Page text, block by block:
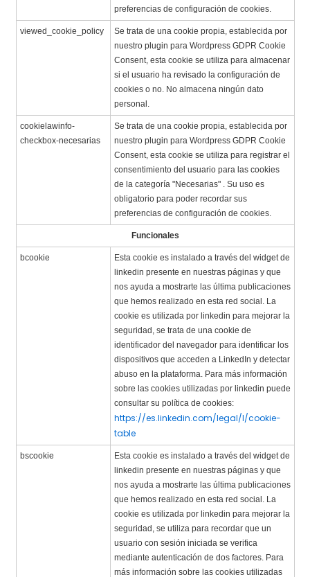
preferencias de configuración de cookies.
viewed_cookie_policy
Se trata de una cookie propia, establecida por
nuestro plugin para Wordpress GDPR Cookie
Consent, esta cookie se utiliza para almacenar
si el usuario ha revisado la configuración de
cookies o no. No almacena ningún dato
personal.
cookielawinfo-
checkbox-necesarias
Se trata de una cookie propia, establecida por
nuestro plugin para Wordpress GDPR Cookie
Consent, esta cookie se utiliza para registrar el
consentimiento del usuario para las cookies
de la categoría "Necesarias" . Su uso es
obligatorio para poder recordar sus
preferencias de configuración de cookies.
Funcionales
bcookie
Esta cookie es instalado a través del widget de
linkedin presente en nuestras páginas y que
nos ayuda a mostrarte las última publicaciones
que hemos realizado en esta red social. La
cookie es utilizada por linkedin para mejorar la
seguridad, se trata de una cookie de
identificador del navegador para identificar los
dispositivos que acceden a LinkedIn y detectar
abuso en la plataforma. Para más información
sobre las cookies utilizadas por linkedin puede
consultar su política de cookies:
https://es.linkedin.com/legal/l/cookie-
table
bscookie
Esta cookie es instalado a través del widget de
linkedin presente en nuestras páginas y que
nos ayuda a mostrarte las última publicaciones
que hemos realizado en esta red social. La
cookie es utilizada por linkedin para mejorar la
seguridad, se utiliza para recordar que un
usuario con sesión iniciada se verifica
mediante autenticación de dos factores. Para
más información sobre las cookies utilizadas